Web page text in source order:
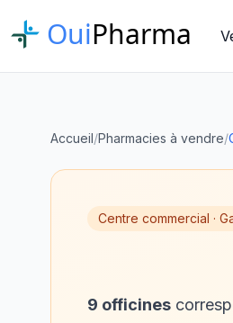
OuiPharma
Accueil/Pharmacies à vendre/
Centre commercial ·
9 officines